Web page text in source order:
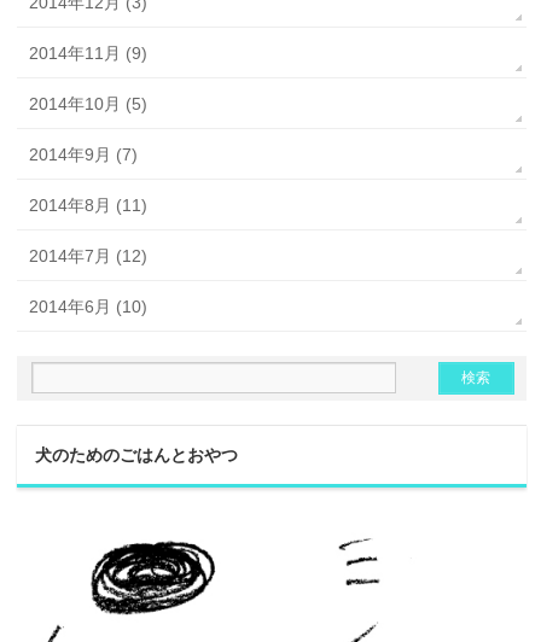
2014年11月 (9)
2014年10月 (5)
2014年9月 (7)
2014年8月 (11)
2014年7月 (12)
2014年6月 (10)
犬のためのごはんとおやつ